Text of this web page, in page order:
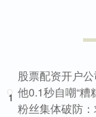
1
股票配资开户
他0.1秒自嘲“糟
粉丝集体破防